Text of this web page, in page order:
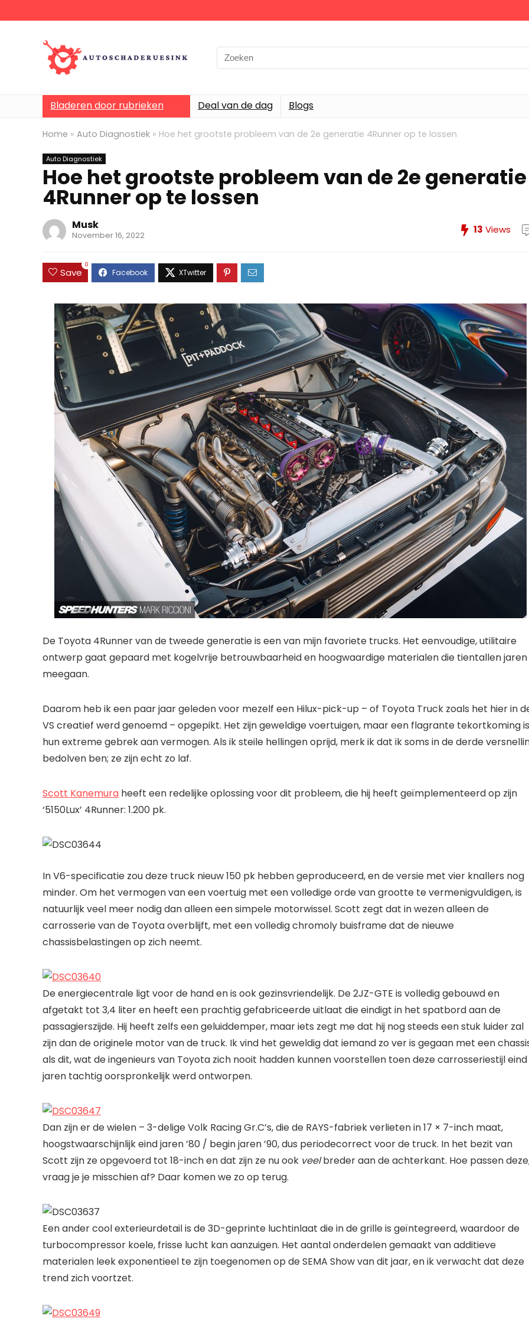
Bladeren door rubrieken Deal van de dag Blogs
Home » Auto Diagnostiek » Hoe het grootste probleem van de 2e generatie 4Runner op te lossen
Auto Diagnostiek
Hoe het grootste probleem van de 2e generatie
4Runner op te lossen
Musk
November 16, 2022 13 Views
Save
0
De Toyota 4Runner van de tweede generatie is een van mijn favoriete trucks. Het eenvoudige, utilitaire
ontwerp gaat gepaard met kogelvrije betrouwbaarheid en hoogwaardige materialen die tientallen jaren
meegaan.
Daarom heb ik een paar jaar geleden voor mezelf een Hilux-pick-up – of Toyota Truck zoals het hier in
VS creatief werd genoemd – opgepikt. Het zijn geweldige voertuigen, maar een flagrante tekortkoming is
hun extreme gebrek aan vermogen. Als ik steile hellingen oprijd, merk ik dat ik soms in de derde
bedolven ben; ze zijn echt zo laf.
Scott Kanemura heeft een redelijke oplossing voor dit probleem, die hij heeft geïmplementeerd op zijn
‘5150Lux’ 4Runner: 1.200 pk.
In V6-specificatie zou deze truck nieuw 150 pk hebben geproduceerd, en de versie met vier knallers nog
minder. Om het vermogen van een voertuig met een volledige orde van grootte te vermenigvuldigen, is
natuurlijk veel meer nodig dan alleen een simpele motorwissel. Scott zegt dat in wezen alleen de
carrosserie van de Toyota overblijft, met een volledig chromoly buisframe dat de nieuwe
chassisbelastingen op zich neemt.
De energiecentrale ligt voor de hand en is ook gezinsvriendelijk. De 2JZ-GTE is volledig gebouwd en
afgetakt tot 3,4 liter en heeft een prachtig gefabriceerde uitlaat die eindigt in het spatbord aan de
passagierszijde. Hij heeft zelfs een geluiddemper, maar iets zegt me dat hij nog steeds een stuk luider zal
zijn dan de originele motor van de truck. Ik vind het geweldig dat iemand zo ver is gegaan met een
als dit, wat de ingenieurs van Toyota zich nooit hadden kunnen voorstellen toen deze carrosseriestijl eind
jaren tachtig oorspronkelijk werd ontworpen.
Dan zijn er de wielen – 3-delige Volk Racing Gr.C’s, die de RAYS-fabriek verlieten in 17 × 7-inch maat,
hoogstwaarschijnlijk eind jaren ’80 / begin jaren ’90, dus periodecorrect voor de truck. In het bezit van
Scott zijn ze opgevoerd tot 18-inch en dat zijn ze nu ook veelbreder aan de achterkant. Hoe passen
vraag je je misschien af? Daar komen we zo op terug.
Een ander cool exterieurdetail is de 3D-geprinte luchtinlaat die in de grille is geïntegreerd, waardoor de
turbocompressor koele, frisse lucht kan aanzuigen. Het aantal onderdelen gemaakt van additieve
materialen leek exponentieel te zijn toegenomen op de SEMA Show van dit jaar, en ik verwacht dat deze
trend zich voortzet.